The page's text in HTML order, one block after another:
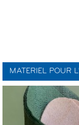
MATERIEL POUR